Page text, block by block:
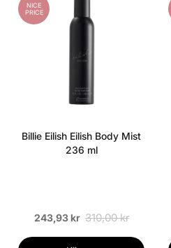
NICE
PRICE
Billie Eilish Eilish Body Mist
236 ml
243,93 kr 310,00 kr